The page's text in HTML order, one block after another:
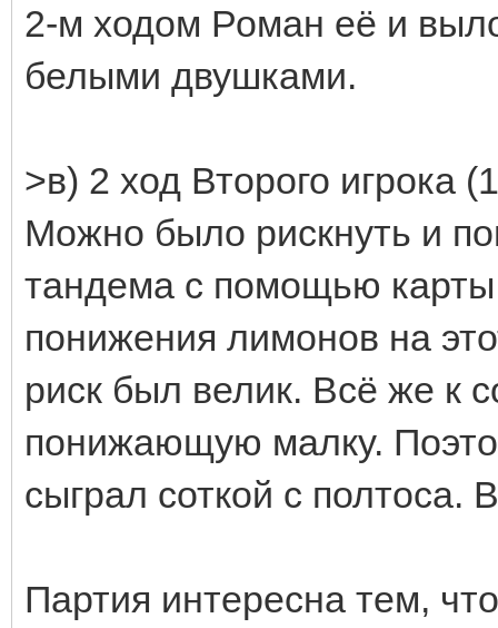
2-м ходом Роман её и
белыми двушками.
>в) 2 ход Второго игрока
Можно было рискнуть и
тандема с помощью карты
понижения лимонов на
риск был велик. Всё же к
понижающую малку.
сыграл соткой с
Партия интересна тем,